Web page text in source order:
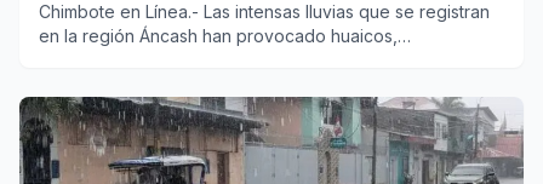
Chimbote en Línea.- Las intensas lluvias que se registran
en la región Áncash han provocado huaicos,